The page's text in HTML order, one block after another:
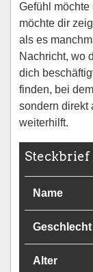
Gefühl möchte
möchte dir
als es
Nachricht, wo
dich
finden, bei
sondern direkt
weiterhilft.
Steckbrief
Name
Geschlecht
Alter